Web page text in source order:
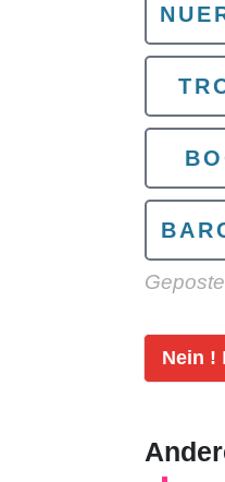
Nein !